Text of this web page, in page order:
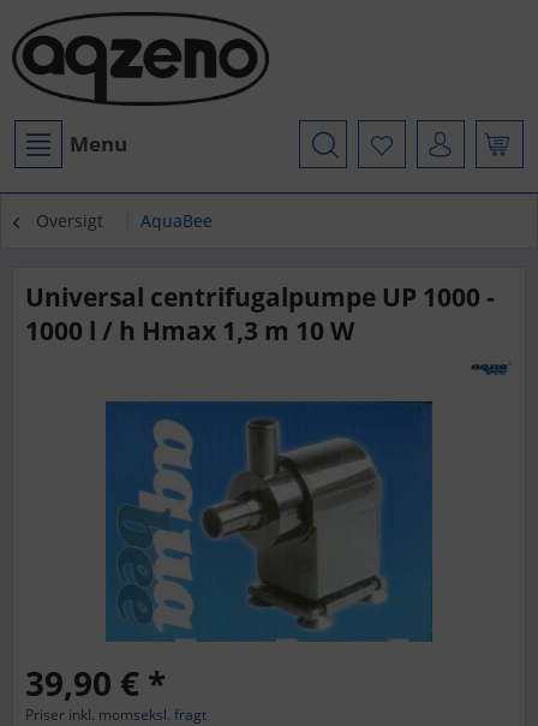
Menu
Oversigt AquaBee
Universal centrifugalpumpe UP 1000 -
1000 l / h Hmax 1,3 m 10 W
39,90 € *
Priser inkl. momseksl. fragt